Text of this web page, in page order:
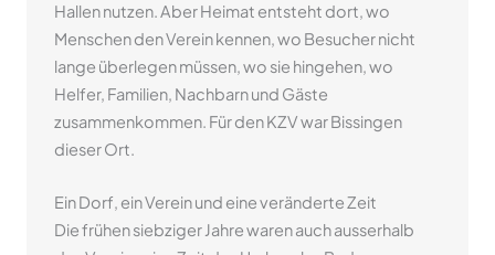
Hallen nutzen. Aber Heimat entsteht dort, wo
Menschen den Verein kennen, wo Besucher nicht
lange überlegen müssen, wo sie hingehen, wo
Helfer, Familien, Nachbarn und Gäste
zusammenkommen. Für den KZV war Bissingen
dieser Ort.
Ein Dorf, ein Verein und eine veränderte Zeit
Die frühen siebziger Jahre waren auch ausserhalb